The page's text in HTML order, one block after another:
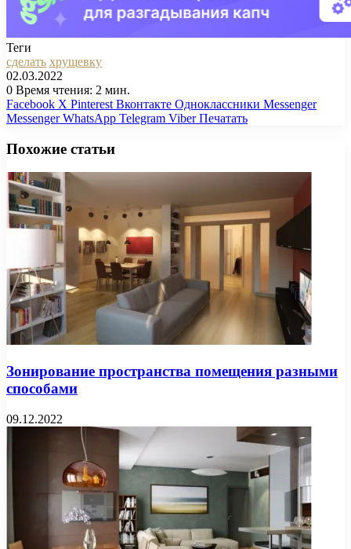
Теги
сделать хрущевку
02.03.2022
0 Время чтения: 2 мин.
Facebook X Pinterest Вконтакте Одноклассники Messenger
Messenger WhatsApp Telegram Viber Печатать
Похожие статьи
Зонирование пространства помещения разными
способами
09.12.2022